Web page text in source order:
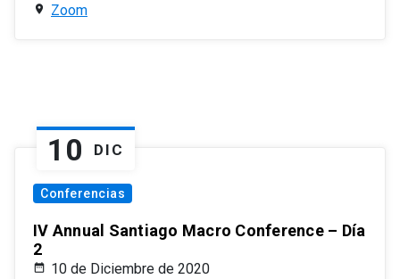
Zoom
10 DIC
Conferencias
IV Annual Santiago Macro Conference – Día
2
10 de Diciembre de 2020